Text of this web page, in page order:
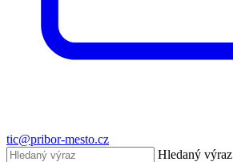
tic@pribor-mesto.cz
Hledaný výraz